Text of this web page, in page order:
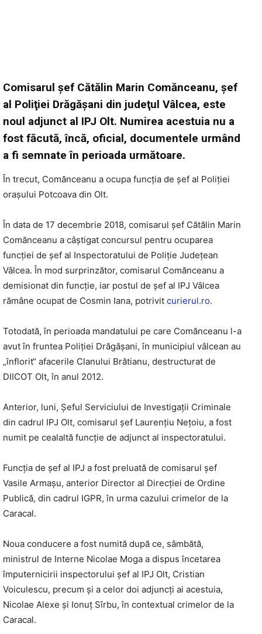
Comisarul şef Cătălin Marin Comănceanu, şef
al Poliţiei Drăgăşani din judeţul Vâlcea, este
noul adjunct al IPJ Olt. Numirea acestuia nu a
fost făcută, încă, oficial, documentele urmând
a fi semnate în perioada următoare.
În trecut, Comănceanu a ocupa funcţia de şef al Poliţiei
oraşului Potcoava din Olt.
În data de 17 decembrie 2018, comisarul şef Cătălin Marin
Comănceanu a câştigat concursul pentru ocuparea
funcţiei de şef al Inspectoratului de Poliţie Judeţean
Vâlcea. În mod surprinzător, comisarul Comănceanu a
demisionat din funcție, iar postul de șef al IPJ Vâlcea
rămâne ocupat de Cosmin Iana, potrivit curierul.ro.
Totodată, în perioada mandatului pe care Comănceanu l-a
avut în fruntea Poliţiei Drăgăşani, în municipiul vâlcean au
„înflorit“ afacerile Clanului Brătianu, destructurat de
DIICOT Olt, în anul 2012.
Anterior, luni, Şeful Serviciului de Investigaţii Criminale
din cadrul IPJ Olt, comisarul şef Laurenţiu Neţoiu, a fost
numit pe cealaltă funcţie de adjunct al inspectoratului.
Funcţia de şef al IPJ a fost preluată de comisarul şef
Vasile Armaşu, anterior Director al Direcţiei de Ordine
Publică, din cadrul IGPR, în urma cazului crimelor de la
Caracal.
Noua conducere a fost numită după ce, sâmbătă,
ministrul de Interne Nicolae Moga a dispus încetarea
împuternicirii inspectorului şef al IPJ Olt, Cristian
Voiculescu, precum şi a celor doi adjuncți ai acestuia,
Nicolae Alexe şi Ionuţ Sîrbu, în contextual crimelor de la
Caracal.